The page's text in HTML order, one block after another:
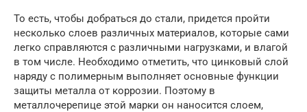
То есть, чтобы добраться до стали, придется пройти
несколько слоев различных материалов, которые сами
легко справляются с различными нагрузками, и влагой
в том числе. Необходимо отметить, что цинковый слой
наряду с полимерным выполняет основные функции
защиты металла от коррозии. Поэтому в
металлочерепице этой марки он наносится слоем,